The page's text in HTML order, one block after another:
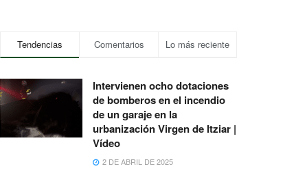
Tendencias Comentarios Lo más reciente
Intervienen ocho dotaciones
de bomberos en el incendio
de un garaje en la
urbanización Virgen de Itziar |
Vídeo
2 DE ABRIL DE 2025